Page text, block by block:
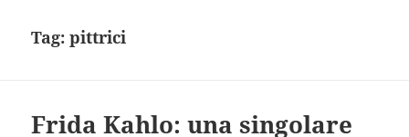
Tag:pittrici
Frida Kahlo: una singolare